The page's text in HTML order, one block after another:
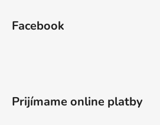
Facebook
Prijímame online platby